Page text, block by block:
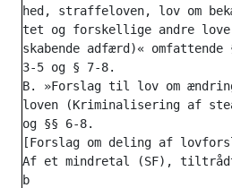
hed, straffeloven, lov om
tet og forskellige andre love
skabende adfærd)«
3-5 og § 7-8.
B. »Forslag til lov om
loven (Kriminalisering af
og §§ 6-8.
[Forslag om deling af
Af et mindretal (SF),
b